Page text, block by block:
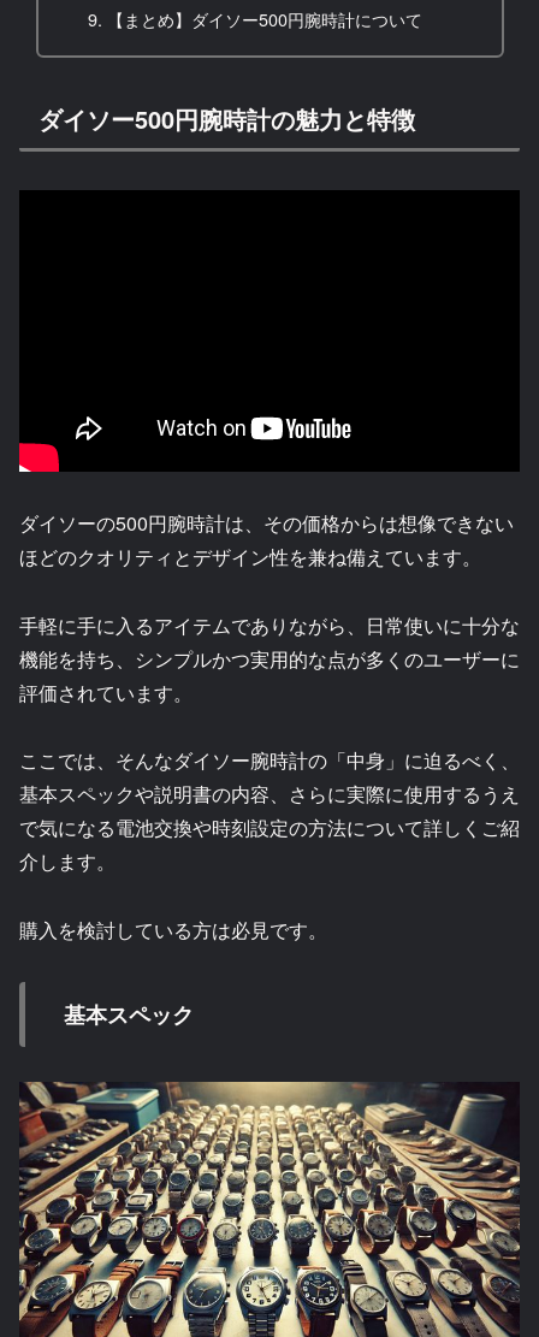
【まとめ】ダイソー500円腕時計について
ダイソー500円腕時計の魅力と特徴
ダイソーの500円腕時計は、その価格からは想像できない
ほどのクオリティとデザイン性を兼ね備えています。
手軽に手に入るアイテムでありながら、日常使いに十分な
機能を持ち、シンプルかつ実用的な点が多くのユーザーに
評価されています。
ここでは、そんなダイソー腕時計の「中身」に迫るべく、
基本スペックや説明書の内容、さらに実際に使用するうえ
で気になる電池交換や時刻設定の方法について詳しくご紹
介します。
購入を検討している方は必見です。
基本スペック